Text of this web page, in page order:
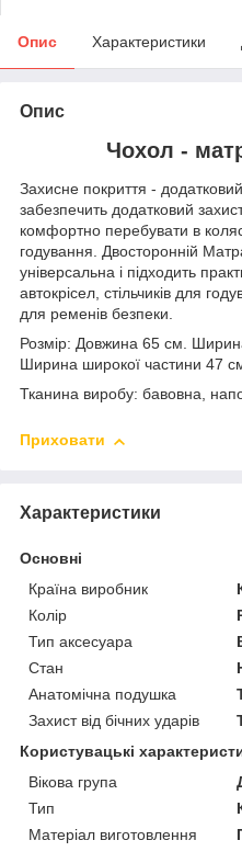
Опис Характеристики
Опис
Чохол -
Захисне покриття -
забезпечить додатковий
комфортно перебувати в
годування. Двосторонній
універсальна і підходить
автокрісел, стільчиків для
для ременів безпеки.
Розмір: Довжина 65 см.
Ширина широкої частини 47
Тканина виробу: бавовна,
Приховати
Характеристики
Основні
Країна виробник
Колір
Тип аксесуара
Стан
Анатомічна подушка
Захист від бічних ударів
Користувацькi
Вікова група
Тип
Матеріал виготовлення